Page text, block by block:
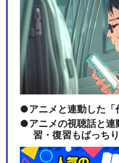
アニメと連動した
アニメの視聴話と
習・復習もばっちり